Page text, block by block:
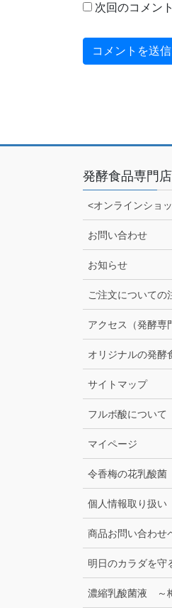
次回のコメン
発酵食品専門
<オンラインショ
お問い合わせ
お知らせ
ご注文についての
アクセス（発酵
オリジナルの発酵
サイトマップ
フルボ酸について
マイページ
令香梅の花乳酸菌
個人情報取り扱い
商品お問い合わせ
明日のカラダを守
濃縮乳酸菌液 ～